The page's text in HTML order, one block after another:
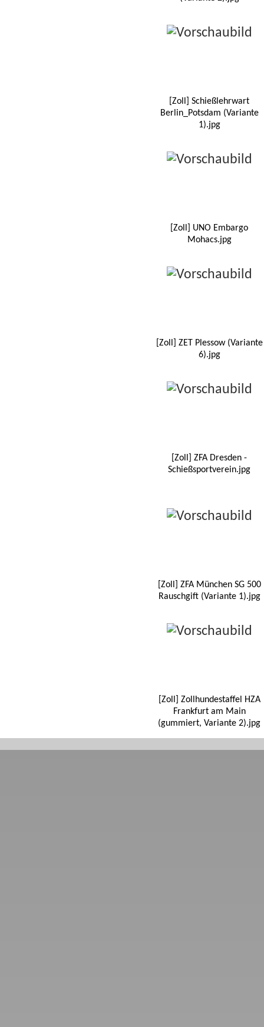
[Zoll] Schießlehrwart
Berlin_Potsdam (Variante
1).jpg
[Zoll] UNO Embargo
Mohacs.jpg
[Zoll] ZET Plessow (Variante
6).jpg
[Zoll] ZFA Dresden -
Schießsportverein.jpg
[Zoll] ZFA München SG 500
Rauschgift (Variante 1).jpg
[Zoll] Zollhundestaffel HZA
Frankfurt am Main
(gummiert, Variante 2).jpg